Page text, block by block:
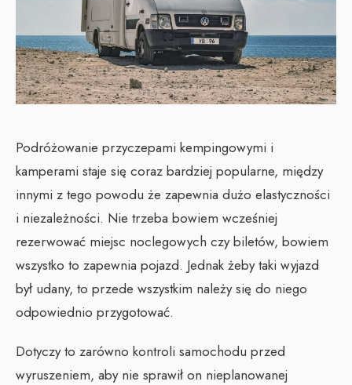
Podróżowanie przyczepami kempingowymi i
kamperami staje się coraz bardziej popularne, między
innymi z tego powodu że zapewnia dużo elastyczności
i niezależności. Nie trzeba bowiem wcześniej
rezerwować miejsc noclegowych czy biletów, bowiem
wszystko to zapewnia pojazd. Jednak żeby taki wyjazd
był udany, to przede wszystkim należy się do niego
odpowiednio przygotować.
Dotyczy to zarówno kontroli samochodu przed
wyruszeniem, aby nie sprawił on nieplanowanej